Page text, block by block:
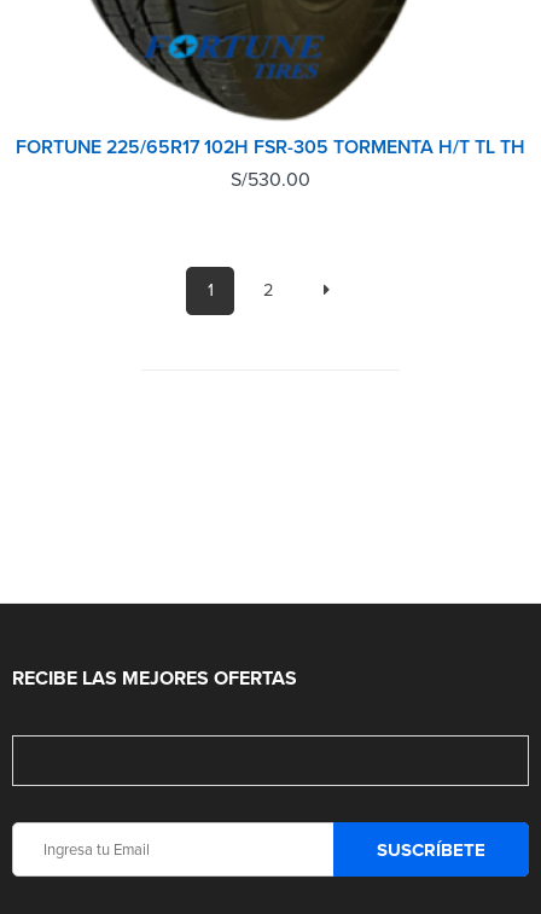
FORTUNE 225/65R17 102H FSR-305 TORMENTA H/T TL TH
S/530.00
1 2
RECIBE LAS MEJORES OFERTAS